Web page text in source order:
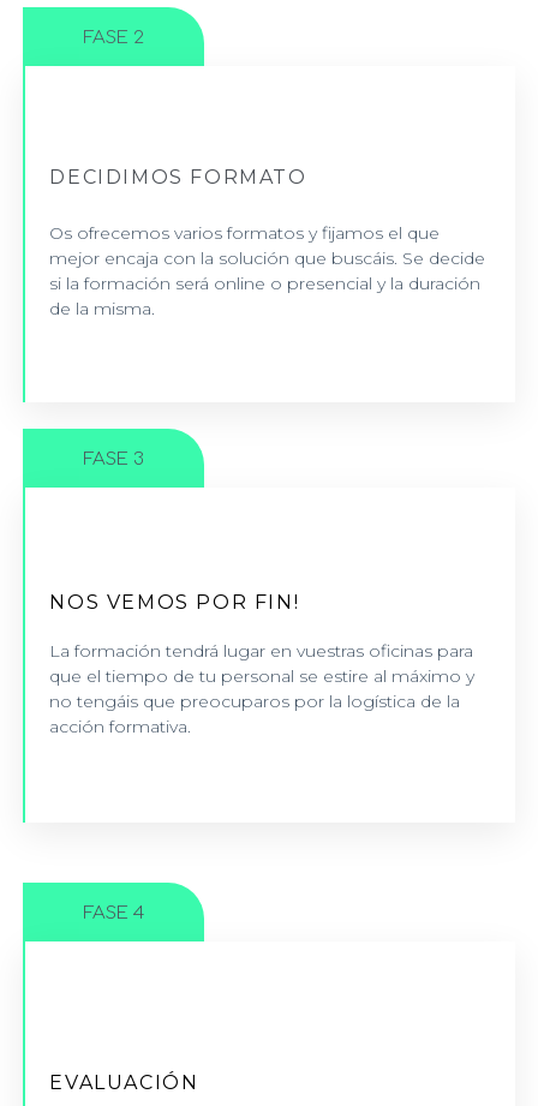
FASE 2
DECIDIMOS FORMATO
Os ofrecemos varios formatos y fijamos el que
mejor encaja con la solución que buscáis. Se decide
si la formación será online o presencial y la duración
de la misma.
y desarrollamos nuevos materiales para vosotros.
+INFO
FASE 3
NOS VEMOS POR FIN!
La formación tendrá lugar en vuestras oficinas para
que el tiempo de tu personal se estire al máximo y
no tengáis que preocuparos por la logística de la
acción formativa.
Tenemos la mezcla perfecta entre formación
equilibrado y didáctico.
+INFO
FASE 4
EVALUACIÓN
Evaluamos el cumplimiento de objetivos